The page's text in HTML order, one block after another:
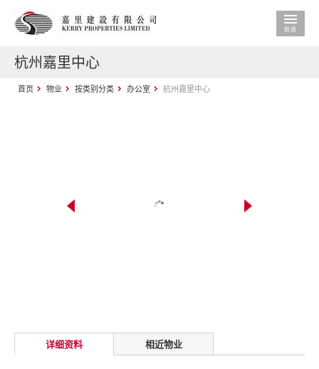
杭州嘉里中心
首页 物业 按类别分类 办公室 杭州嘉里中心
详细资料 相近物业